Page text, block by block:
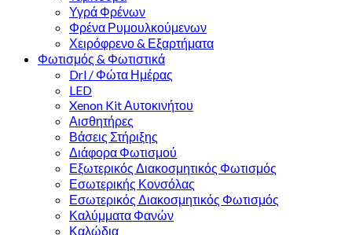
Υγρά Φρένων
Φρένα Ρυμουλκούμενων
Χειρόφρενο & Εξαρτήματα
Φωτισμός & Φωτιστικά
Drl / Φώτα Ημέρας
LED
Xenon Kit Αυτοκινήτου
Αισθητήρες
Βάσεις Στήριξης
Διάφορα Φωτισμού
Εξωτερικός Διακοσμητικός Φωτισμός
Εσωτερικής Κονσόλας
Εσωτερικός Διακοσμητικός Φωτισμός
Καλύμματα Φανών
Καλώδια